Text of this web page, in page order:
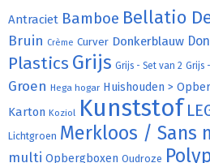
Antraciet Bamboe Bellatio
Bruin Crème Curver Donkerblauw
Plastics Grijs Grijs - Set van 2 Grijs
Groen Hega hogar Huishouden >
Karton Koziol Kunststof
Lichtgroen Merkloos / Sans
multi Opbergboxen Oudroze